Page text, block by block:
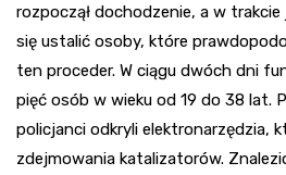
rozpoczął dochodzenie, a w
się ustalić osoby, które
ten proceder. W ciągu dwóch dni
pięć osób w wieku od 19 do 38 lat.
policjanci odkryli elektronarzędzia,
zdejmowania katalizatorów.